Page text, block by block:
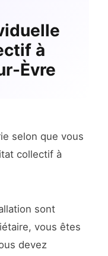
à
Èvre
selon que vous
collectif à
sont
vous êtes
devez